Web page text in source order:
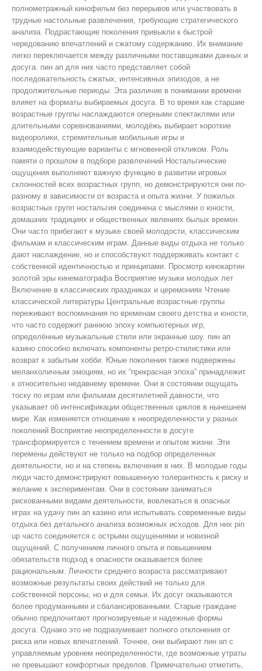
полнометражный кинофильм без перерывов или участвовать в
трудные настольные развлечения, требующие стратегического
анализа. Подрастающие поколения привыкли к быстрой
чередованию впечатлений и сжатому содержанию. Их внимание
легко переключается между различными поставщиками данных и
досуга. пин ап для них часто представляет собой
последовательность сжатых, интенсивных эпизодов, а не
продолжительные периоды. Эта различие в понимании времени
влияет на форматы выбираемых досуга. В то время как старшие
возрастные группы наслаждаются оперными спектаклями или
длительными соревнованиями, молодёжь выбирает короткие
видеоролики, стремительные мобильные игры и
взаимодействующие варианты с мгновенной откликом. Роль
памяти о прошлом в подборе развлечений Ностальгические
ощущения выполняют важную функцию в развитии игровых
склонностей всех возрастных групп, но демонстрируются они по-
разному в зависимости от возраста и опыта жизни. У пожилых
возрастных групп ностальгия соединена с мыслями о юности,
домашних традициях и общественных явлениях былых времен.
Они часто прибегают к музыке своей молодости, классическим
фильмам и классическим играм. Данные виды отдыха не только
дают наслаждение, но и способствуют поддерживать контакт с
собственной идентичностью и принципами. Просмотр кинокартин
золотой эры кинематографа Восприятие музыки молодых лет
Включение в классических праздниках и церемониях Чтение
классической литературы Центральные возрастные группы
переживают воспоминания по временам своего детства и юности,
что часто содержит раннюю эпоху компьютерных игр,
определённые музыкальные стили или экранные шоу. пин ап
казино способно включать компоненты ретро-стилистики или
возврат к забытым хобби. Юные поколения также подвержены
меланхоличным эмоциям, но их “прекрасная эпоха” принадлежит
к относительно недавнему времени. Они в состоянии ощущать
тоску по играм или фильмам десятилетней давности, что
указывает об интенсификации общественных циклов в нынешнем
мире. Как изменяется отношение к неопределенности у разных
поколений Восприятие неопределенности в досуге
трансформируется с течением времени и опытом жизни. Эти
перемены действуют не только на подбор определенных
деятельности, но и на степень включения в них. В молодые годы
люди часто демонстрируют повышенную толерантность к риску и
желание к экспериментам. Они в состоянии заниматься
рискованными видами деятельности, вовлекаться в опасных
играх на удачу пин ап казино или испытывать современные виды
отдыха без детального анализа возможных исходов. Для них pin
up часто соединяется с острыми ощущениями и новизной
ощущений. С получением личного опыта и повышением
обязательств подход к опасности оказывается более
рациональным. Личности среднего возраста рассматривают
возможные результаты своих действий не только для
собственной персоны, но и для семьи. Их досуг оказываются
более продуманными и сбалансированными. Старые граждане
обычно предпочитают прогнозируемые и надежные формы
досуга. Однако это не подразумевает полного отклонения от
риска или новых впечатлений. Точнее, они выбирают пин ап с
управляемым уровнем неопределенности, где возможные утраты
не превышают комфортных пределов. Примечательно отметить,